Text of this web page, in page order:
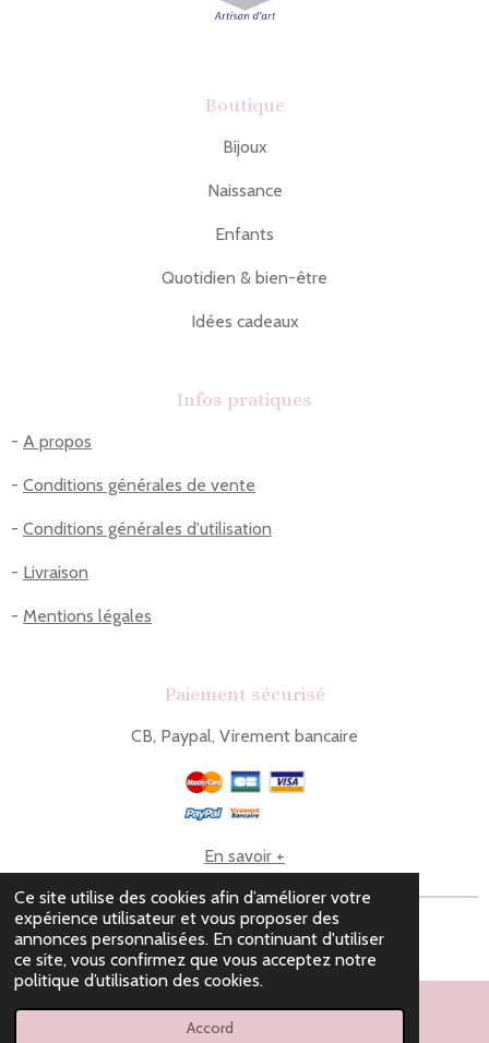
Ce site utilise des cookies afin d’améliorer votre
expérience utilisateur et vous proposer des
annonces personnalisées. En continuant d'utiliser
ce site, vous confirmez que vous acceptez notre
politique d’utilisation des cookies.
Accord
Boutique
Bijoux
Naissance
Enfants
Quotidien & bien-être
Idées cadeaux
Infos pratiques
- A propos
- Conditions générales de vente
- Conditions générales d'utilisation
- Livraison
- Mentions légales
Paiement sécurisé
CB, Paypal, Virement bancaire
En savoir +
© 2023 - 2026 Le comptoir de Lou
Propulsé parWebador